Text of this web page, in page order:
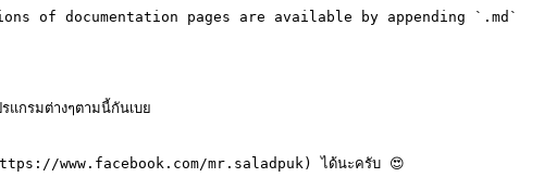
of documentation pages are available by appending `.md`
แกรมต่างๆตามนี้กันเบย
www.facebook.com/mr.saladpuk) ได้นะครับ 😍